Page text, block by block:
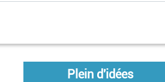
Plein d'idées